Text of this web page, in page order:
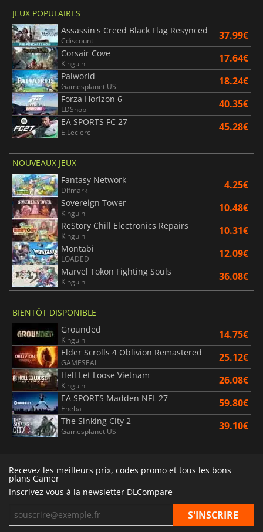
JEUX POPULAIRES
Assassin's Creed Black Flag Resynced
Cdiscount 37.99€
Corsair Cove
Kinguin 17.64€
Palworld
Gamesplanet US 18.24€
Forza Horizon 6
LDShop 40.35€
EA SPORTS FC 27
E.Leclerc 45.28€
NOUVEAUX JEUX
Fantasy Network
Difmark 4.25€
Sovereign Tower
Kinguin 10.48€
ReStory Chill Electronics Repairs
Kinguin 10.31€
Montabi
LOADED 12.09€
Marvel Tokon Fighting Souls
Kinguin 36.08€
BIENTÔT DISPONIBLE
Grounded
Kinguin 14.75€
Elder Scrolls 4 Oblivion Remastered
GAMESEAL 25.12€
Hell Let Loose Vietnam
Kinguin 26.08€
EA SPORTS Madden NFL 27
Eneba 59.80€
The Sinking City 2
Gamesplanet US 39.10€
Recevez les meilleurs prix, codes promo et tous les bons
plans Gamer
Inscrivez vous à la newsletter DLCompare